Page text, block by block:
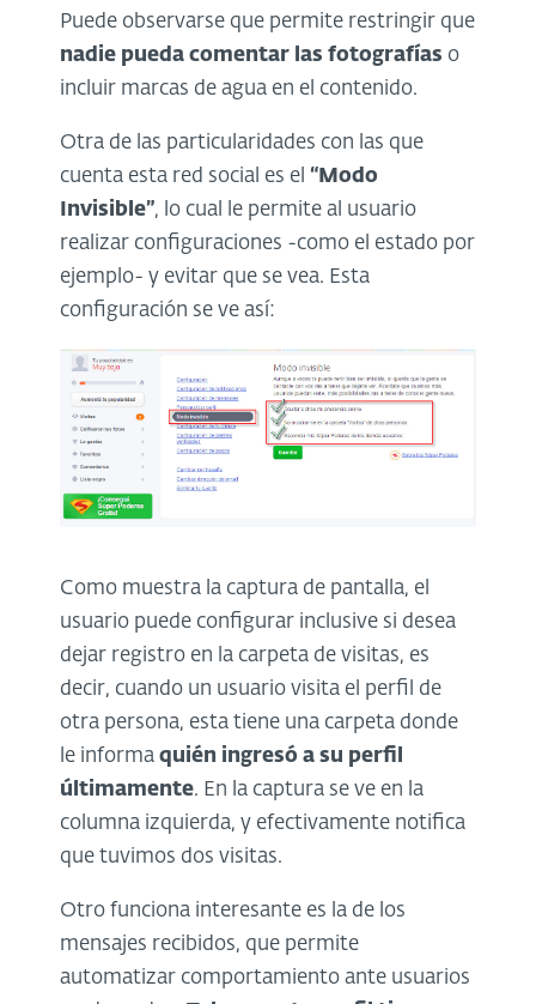
Puede observarse que permite restringir que
nadie pueda comentar las fotografías o
incluir marcas de agua en el contenido.
Otra de las particularidades con las que
cuenta esta red social es el “Modo
Invisible”, lo cual le permite al usuario
realizar configuraciones -como el estado por
ejemplo- y evitar que se vea. Esta
configuración se ve así:
Como muestra la captura de pantalla, el
usuario puede configurar inclusive si desea
dejar registro en la carpeta de visitas, es
decir, cuando un usuario visita el perfil de
otra persona, esta tiene una carpeta donde
le informa quién ingresó a su perfil
últimamente. En la captura se ve en la
columna izquierda, y efectivamente notifica
que tuvimos dos visitas.
Otro funciona interesante es la de los
mensajes recibidos, que permite
automatizar comportamiento ante usuarios